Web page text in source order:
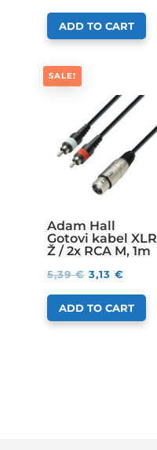
ADD TO CART
SALE!
Adam Hall
Gotovi kabel XLR
Ž / 2x RCA M, 1m
5,39€ 3,13 €
ADD TO CART